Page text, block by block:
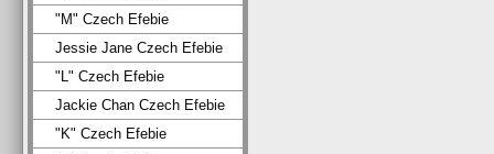
"M" Czech Efebie
Jessie Jane Czech Efebie
"L" Czech Efebie
Jackie Chan Czech Efebie
"K" Czech Efebie